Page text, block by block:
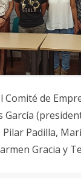
Comité de
García
Padilla,
Gracia y